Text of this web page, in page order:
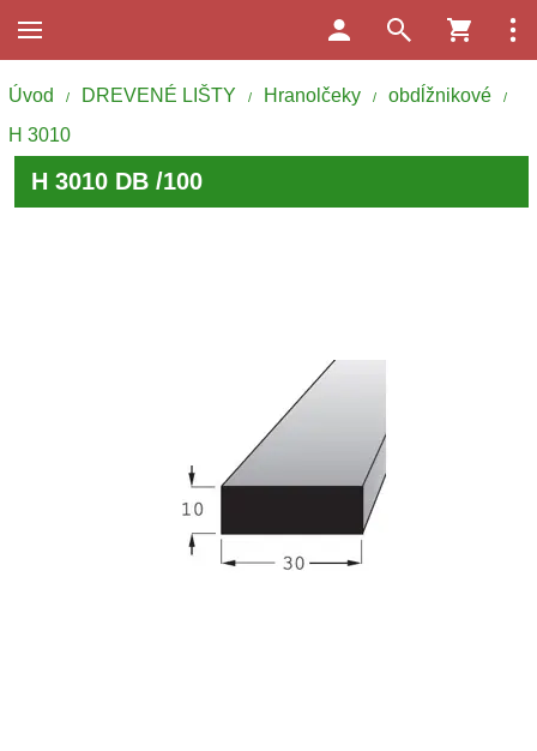
Úvod / DREVENÉ LIŠTY / Hranolčeky / obdĺžnikové /
H 3010
H 3010 DB /100